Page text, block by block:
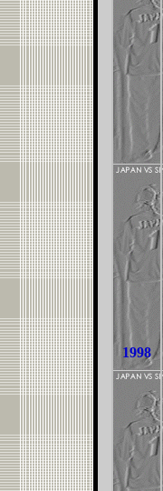
1998